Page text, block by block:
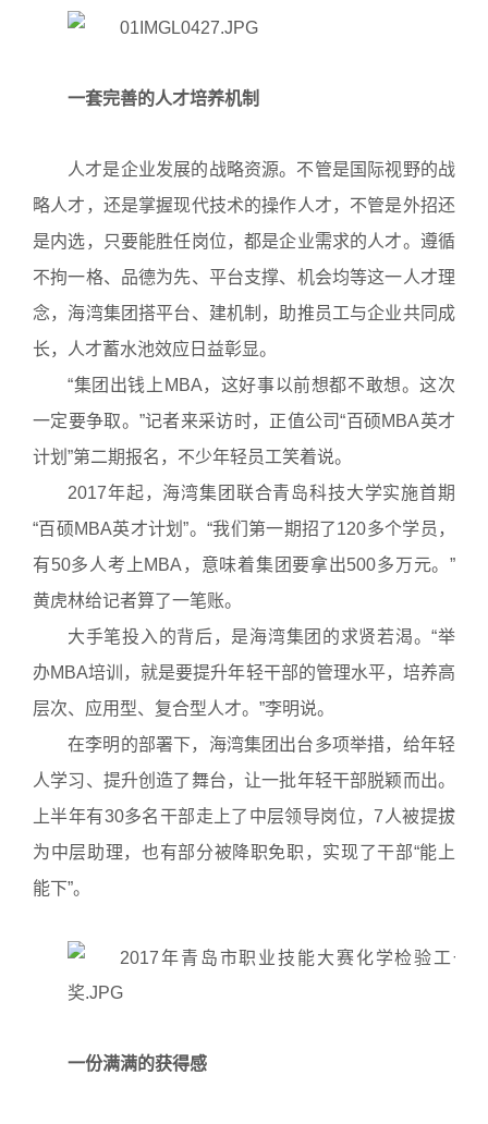
一套完善的人才培养机制
人才是企业发展的战略资源。不管是国际视野的战
略人才，还是掌握现代技术的操作人才，不管是外招还
是内选，只要能胜任岗位，都是企业需求的人才。遵循
不拘一格、品德为先、平台支撑、机会均等这一人才理
念，海湾集团搭平台、建机制，助推员工与企业共同成
长，人才蓄水池效应日益彰显。
“集团出钱上MBA，这好事以前想都不敢想。这次
一定要争取。”记者来采访时，正值公司“百硕MBA英才
计划”第二期报名，不少年轻员工笑着说。
2017年起，海湾集团联合青岛科技大学实施首期
“百硕MBA英才计划”。“我们第一期招了120多个学员，
有50多人考上MBA，意味着集团要拿出500多万元。”
黄虎林给记者算了一笔账。
大手笔投入的背后，是海湾集团的求贤若渴。“举
办MBA培训，就是要提升年轻干部的管理水平，培养高
层次、应用型、复合型人才。”李明说。
在李明的部署下，海湾集团出台多项举措，给年轻
人学习、提升创造了舞台，让一批年轻干部脱颖而出。
上半年有30多名干部走上了中层领导岗位，7人被提拔
为中层助理，也有部分被降职免职，实现了干部“能上
能下”。
一份满满的获得感